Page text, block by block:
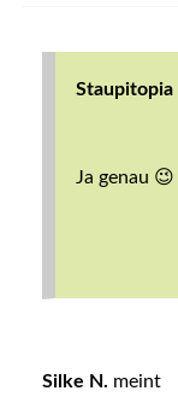
Staupitopia
Ja genau 😉
Silke N. meint